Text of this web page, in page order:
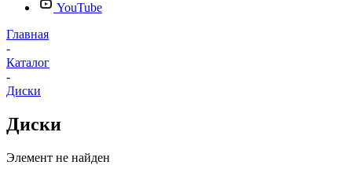
YouTube
Главная
-
Каталог
-
Диски
Диски
Элемент не найден